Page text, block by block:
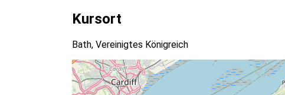
Kursort
Bath, Vereinigtes Königreich